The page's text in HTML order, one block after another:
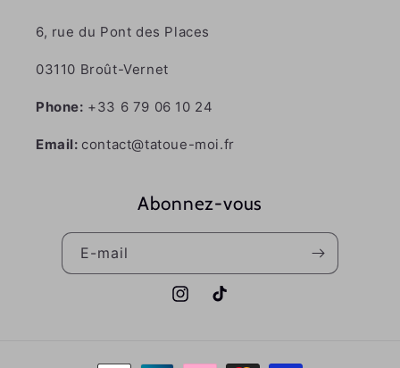
6, rue du Pont des Places
03110 Broût-Vernet
Phone: +33 6 79 06 10 24
Email: contact@tatoue-moi.fr
Abonnez-vous
E-mail
InstagramTikTok